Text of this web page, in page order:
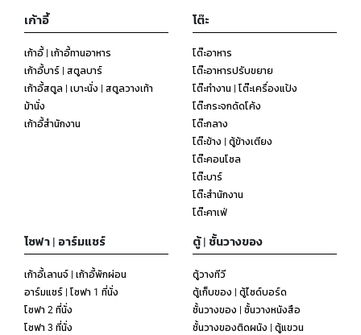
เก้าอี้
เก้าอี้ | เก้าอี้ทานอาหาร
เก้าอี้บาร์ | สตูลบาร์
เก้าอี้สตูล | เบาะนั่ง | สตูลวางเท้า
ม้านั่ง
เก้าอี้สำนักงาน
โต๊ะ
โต๊ะอาหาร
โต๊ะอาหารปรับขยาย
โต๊ะทำงาน | โต๊ะเครื่องแป้ง
โต๊ะกระจกดัดโค้ง
โต๊ะกลาง
โต๊ะข้าง | ตู้ข้างเตียง
โต๊ะคอนโซล
โต๊ะบาร์
โต๊ะสำนักงาน
โต๊ะคาเฟ่
โซฟา | อาร์มแชร์
เก้าอี้เลานจ์ | เก้าอี้พักผ่อน
อาร์มแชร์ | โซฟา 1 ที่นั่ง
โซฟา 2 ที่นั่ง
โซฟา 3 ที่นั่ง
ตู้ | ชั้นวางของ
ตู้วางทีวี
ตู้เก็บของ | ตู้ไซด์บอร์ด
ชั้นวางของ | ชั้นวางหนังสือ
ชั้นวางของติดผนัง | ตู้แขวน